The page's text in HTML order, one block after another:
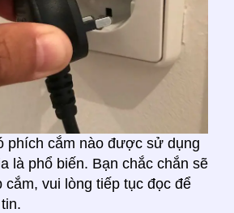
phích cắm nào được sử dụng
là phổ biến. Bạn chắc chắn sẽ
cắm, vui lòng tiếp tục đọc để